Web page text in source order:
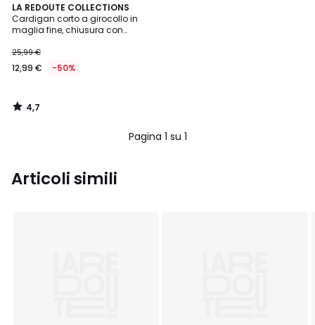
LA REDOUTE COLLECTIONS
Cardigan corto a girocollo in
maglia fine, chiusura con
25,99 €
12,99 € -50%
4,7
/ 5
4,7
/
Pagina 1 su 1
Articoli simili